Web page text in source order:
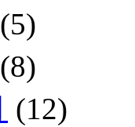
(5)
(8)
(12)